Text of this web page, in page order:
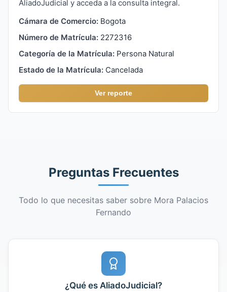
AliadoJudicial y acceda a la consulta integral.
Cámara de Comercio: Bogota
Número de Matrícula: 2272316
Categoría de la Matrícula: Persona Natural
Estado de la Matrícula: Cancelada
Ver reporte
Preguntas Frecuentes
Todo lo que necesitas saber sobre Mora Palacios
Fernando
¿Qué es AliadoJudicial?